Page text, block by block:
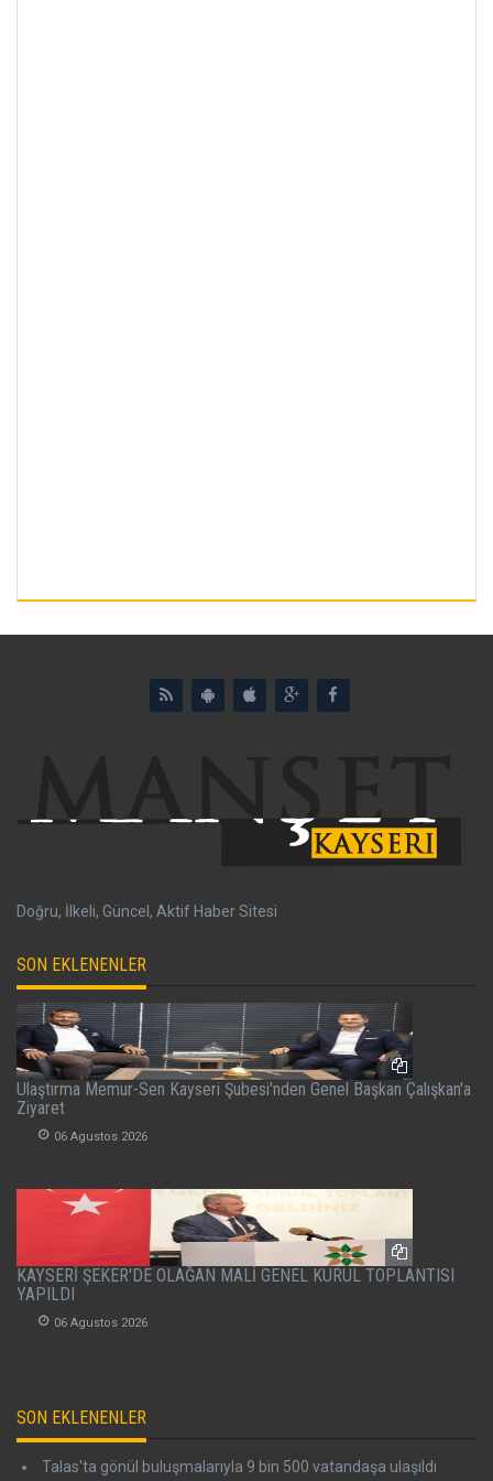
Doğru, İlkeli, Güncel, Aktif Haber Sitesi
SON EKLENENLER
Ulaştırma Memur-Sen Kayseri Şubesi'nden Genel Başkan Çalışkan'a
Ziyaret
06 Agustos 2026
KAYSERİ ŞEKER'DE OLAĞAN MALİ GENEL KURUL TOPLANTISI
YAPILDI
06 Agustos 2026
SON EKLENENLER
Talas'ta gönül buluşmalarıyla 9 bin 500 vatandaşa ulaşıldı